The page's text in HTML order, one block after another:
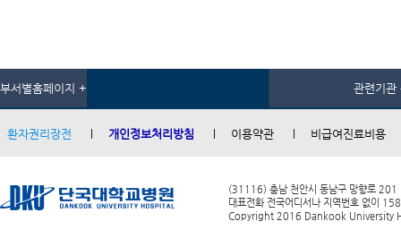
부서별홈페이지 + 관련기관
환자권리장전 개인정보처리방침 이용약관 비급여진료비용
(31116) 충남 천안시 동남구 망향로 201
대표전화 전국어디서나 지역번호 없이
Copyright 2016 Dankook University